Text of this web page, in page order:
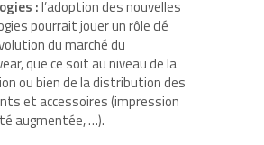
:l’adoption des nouvelles
pourrait jouer un rôle clé
du marché du
que ce soit au niveau de la
ou bien de la distribution des
et accessoires (impression
augmentée, …).